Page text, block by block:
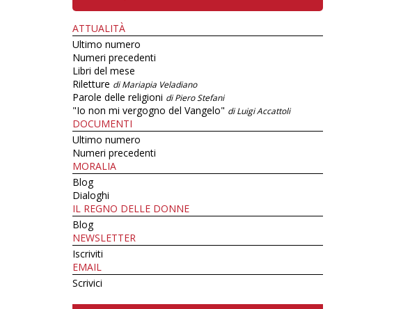
ATTUALITÀ
Ultimo numero
Numeri precedenti
Libri del mese
Riletture di Mariapia Veladiano
Parole delle religioni di Piero Stefani
"Io non mi vergogno del Vangelo" di Luigi Accattoli
DOCUMENTI
Ultimo numero
Numeri precedenti
MORALIA
Blog
Dialoghi
IL REGNO DELLE DONNE
Blog
NEWSLETTER
Iscriviti
EMAIL
Scrivici